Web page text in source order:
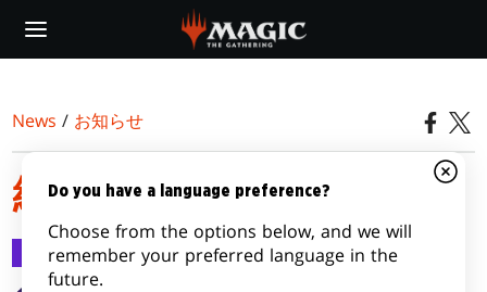
main
News / お知らせ
統率者戦のこれから
お知らせ 2024/09/30
Do you have a language preference?
Choose from the options below, and we will
remember your preferred language in the
future.